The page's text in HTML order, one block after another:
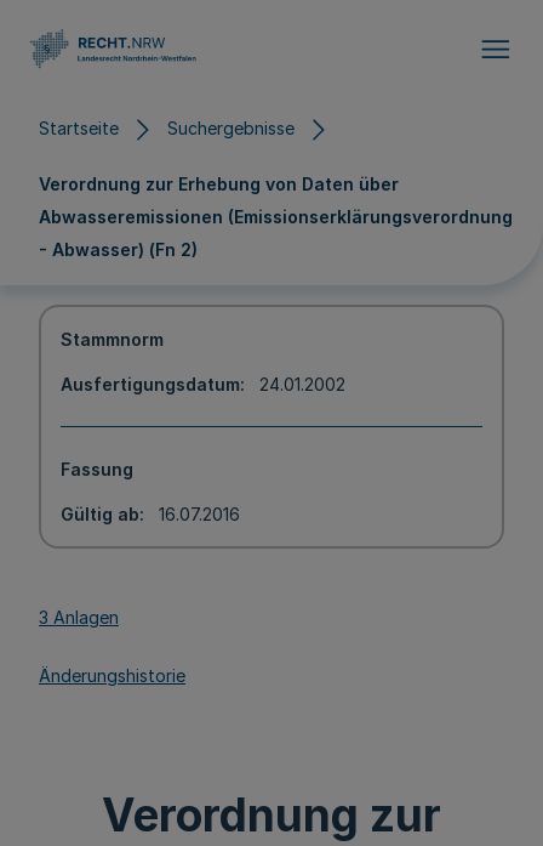
Startseite Suchergebnisse
Verordnung zur Erhebung von Daten über
Abwasseremissionen (Emissionserklärungsverordnung
- Abwasser) (Fn 2)
Stammnorm
Ausfertigungsdatum 24.01.2002
Fassung
Gültig ab 16.07.2016
3 Anlagen
Änderungshistorie
Verordnung zur